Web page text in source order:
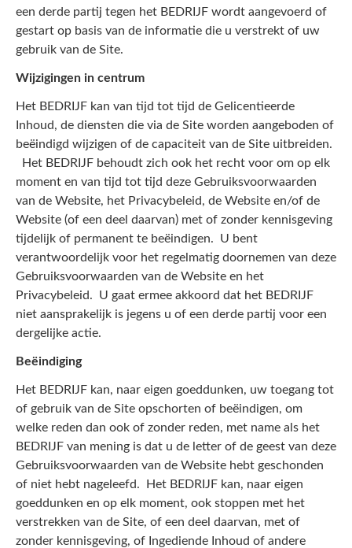
een derde partij tegen het BEDRIJF wordt aangevoerd of
gestart op basis van de informatie die u verstrekt of uw
gebruik van de Site.
Wijzigingen in centrum
Het BEDRIJF kan van tijd tot tijd de Gelicentieerde
Inhoud, de diensten die via de Site worden aangeboden of
beëindigd wijzigen of de capaciteit van de Site uitbreiden.
Het BEDRIJF behoudt zich ook het recht voor om op elk
moment en van tijd tot tijd deze Gebruiksvoorwaarden
van de Website, het Privacybeleid, de Website en/of de
Website (of een deel daarvan) met of zonder kennisgeving
tijdelijk of permanent te beëindigen. U bent
verantwoordelijk voor het regelmatig doornemen van deze
Gebruiksvoorwaarden van de Website en het
Privacybeleid. U gaat ermee akkoord dat het BEDRIJF
niet aansprakelijk is jegens u of een derde partij voor een
dergelijke actie.
Beëindiging
Het BEDRIJF kan, naar eigen goeddunken, uw toegang tot
of gebruik van de Site opschorten of beëindigen, om
welke reden dan ook of zonder reden, met name als het
BEDRIJF van mening is dat u de letter of de geest van deze
Gebruiksvoorwaarden van de Website hebt geschonden
of niet hebt nageleefd. Het BEDRIJF kan, naar eigen
goeddunken en op elk moment, ook stoppen met het
verstrekken van de Site, of een deel daarvan, met of
zonder kennisgeving, of Ingediende Inhoud of andere